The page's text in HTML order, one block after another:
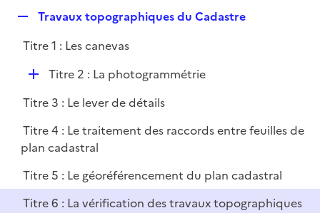
p
p
l
i
e
Travaux topographiques du Cadastre
Titre 1 : Les canevas
D
p
l
i
r
Titre 2 : La photogrammétrie
Titre 3 : Le lever de détails
Titre 4 : Le traitement des raccords entre feuilles de
plan cadastral
Titre 5 : Le géoréférencement du plan cadastral
Titre 6 : La vérification des travaux topographiques